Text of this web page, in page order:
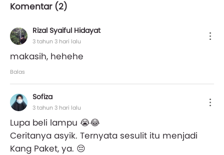
Komentar (2)
Rizal Syaiful Hidayat
3 tahun 3 hari lalu
makasih, hehehe
Balas
Sofiza
3 tahun 3 hari lalu
Lupa beli lampu 😭😂
Ceritanya asyik. Ternyata sesulit itu menjadi
Kang Paket, ya. 😔